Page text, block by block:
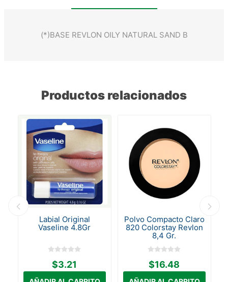
(*)BASE REVLON OILY NATURAL SAND B
Productos relacionados
Labial Original
Vaseline 4.8Gr
$3.21
Polvo Compacto Claro
820 Colorstay Revlon
8,4 Gr.
$16.48